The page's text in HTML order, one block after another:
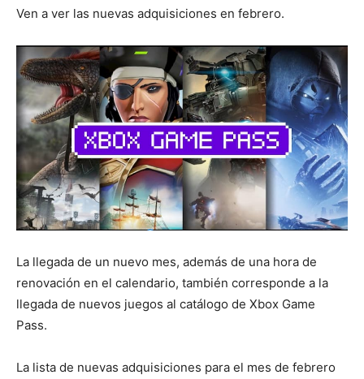
Ven a ver las nuevas adquisiciones en febrero.
La llegada de un nuevo mes, además de una hora de
renovación en el calendario, también corresponde a la
llegada de nuevos juegos al catálogo de Xbox Game
Pass.
La lista de nuevas adquisiciones para el mes de febrero